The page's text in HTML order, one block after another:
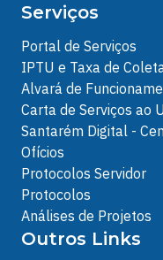
Serviços
Portal de Serviços
IPTU e Taxa de
Alvará de
Carta de Serviços ao
Santarém Digital -
Ofícios
Protocolos Servidor
Protocolos
Análises de Projetos
Outros Links